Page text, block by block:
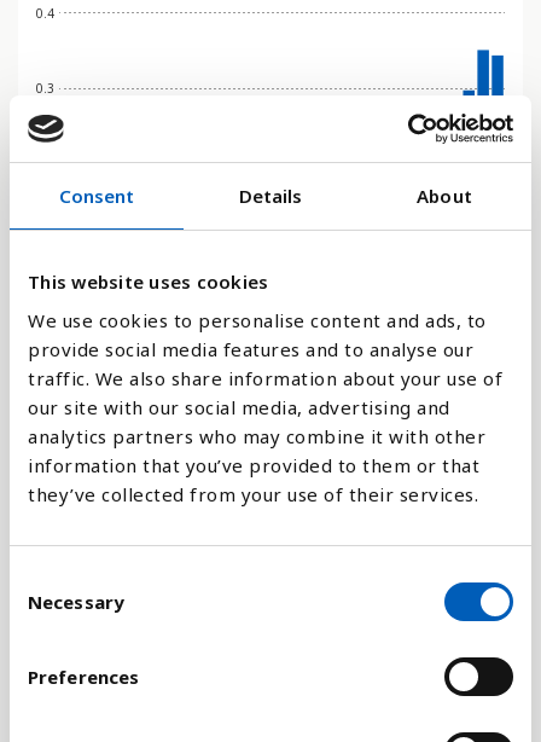
Consent Details About
This website uses cookies
We use cookies to personalise content and ads, to
provide social media features and to analyse our
traffic. We also share information about your use of
our site with our social media, advertising and
analytics partners who may combine it with other
information that you’ve provided to them or that
they’ve collected from your use of their services.
Necessary
Preferences
0
0.2
0.3
0.4
1990 1992 1994 1996 1998 2000 2002 2004 2006 2008 2010 2012 2014 2016 2018
Stapeldiagram
Linje
Platt
Jämför med: